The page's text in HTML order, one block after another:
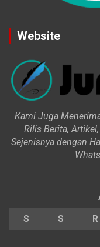
Website
Kami Juga
Rilis Berita,
Sejenisnya dengan
S S R